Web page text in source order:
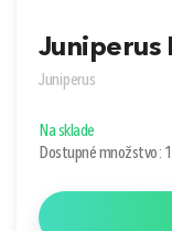
Juniperus
Juniperus
Na sklade
Dostupné množstvo: